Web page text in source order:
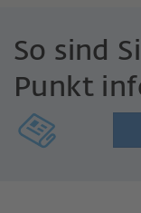
So sind
Punkt